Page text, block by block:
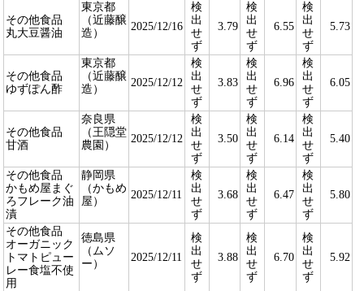
その他食品
丸大豆醤油
東京都
（近藤醸
造）
2025/12/16
検
出
せ
ず
3.79
検
出
せ
ず
6.55
検
出
せ
ず
5.73
その他食品
ゆずぽん酢
東京都
（近藤醸
造）
2025/12/12
検
出
せ
ず
3.83
検
出
せ
ず
6.96
検
出
せ
ず
6.05
その他食品
甘酒
奈良県
（王隠堂
農園）
2025/12/12
検
出
せ
ず
3.50
検
出
せ
ず
6.14
検
出
せ
ず
5.40
その他食品
かもめ屋まぐ
ろフレーク油
漬
静岡県
（かもめ
屋）
2025/12/11
検
出
せ
ず
3.68
検
出
せ
ず
6.47
検
出
せ
ず
5.80
その他食品
オーガニック
トマトピュー
レー食塩不使
用
徳島県
（ムソ
ー）
2025/12/11
検
出
せ
ず
3.88
検
出
せ
ず
6.70
検
出
せ
ず
5.92